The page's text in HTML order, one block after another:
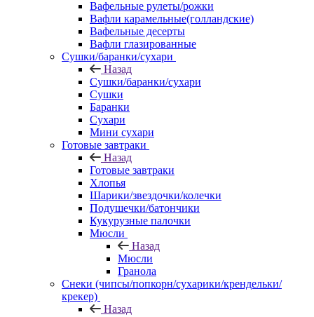
Вафельные рулеты/рожки
Вафли карамельные(голландские)
Вафельные десерты
Вафли глазированные
Сушки/баранки/сухари
Назад
Сушки/баранки/сухари
Сушки
Баранки
Сухари
Мини сухари
Готовые завтраки
Назад
Готовые завтраки
Хлопья
Шарики/звездочки/колечки
Подушечки/батончики
Кукурузные палочки
Мюсли
Назад
Мюсли
Гранола
Снеки (чипсы/попкорн/сухарики/крендельки/
крекер)
Назад